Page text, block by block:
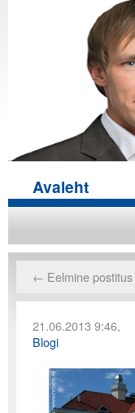
Avaleht
← Eelmine postitus
21.06.2013 9:46,
Blogi